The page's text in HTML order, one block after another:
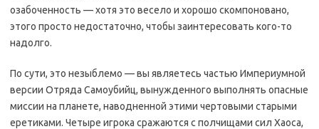
озабоченность — хотя это весело и хорошо скомпоновано,
этого просто недостаточно, чтобы заинтересовать кого-то
надолго.
По сути, это незыблемо — вы являетесь частью Империумной
версии Отряда Самоубийц, вынужденного выполнять опасные
миссии на планете, наводненной этими чертовыми старыми
еретиками. Четыре игрока сражаются с полчищами сил Хаоса,